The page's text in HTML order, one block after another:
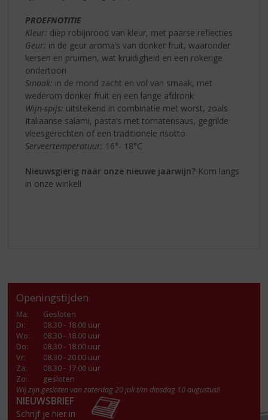
PROEFNOTITIE
Kleur: diep robijnrood van kleur, met paarse reflecties
Geur: in de geur aroma’s van donker fruit, waaronder
kersen en pruimen, wat kruidigheid en een rokerige
ondertoon
Smaak: in de mond zacht en vol van smaak, met
wederom donker fruit en een lange afdronk
Wijn-spijs: uitstekend in combinatie met worst, zoals
Italiaanse salami, pasta’s met tomatensaus, gegrilde
vleesgerechten of een traditionele risotto
Serveertemperatuur: 16°- 18°C
Nieuwsgierig naar onze nieuwe jaarwijn? Kom langs
in onze winkel!
Openingstijden
Ma:
Gesloten
Di:
08.30 - 18.00 uur
Wo:
08.30 - 18.00 uur
Do:
08.30 - 18.00 uur
Vr:
08.30 - 20.00 uur
Za:
08.30 - 17.00 uur
Zo:
gesloten
Wij zijn gesloten van zaterdag 20 juli t/m dinsdag 10 augustus!!
NIEUWSBRIEF
Schrijf je hier in